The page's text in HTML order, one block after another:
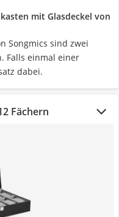
mit Glasdeckel von
Songmics sind zwei
Falls einmal einer
dabei.
Fächern